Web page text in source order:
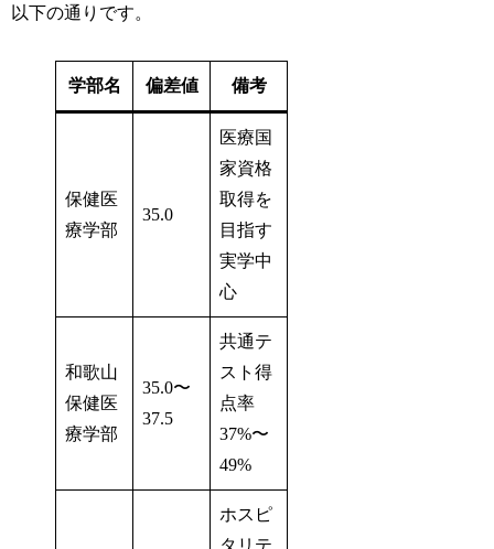
以下の通りです。
学部名 偏差値 備考
保健医
療学部
35.0
医療国
家資格
取得を
目指す
実学中
心
和歌山
保健医
療学部
35.0〜
37.5
共通テ
スト得
点率
37%〜
49%
ホスピ
タリテ